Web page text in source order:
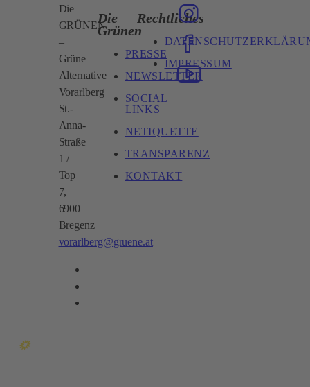
Die
GRÜNEN
–
Grüne
Alternative
Vorarlberg
St.-
Anna-
Straße
1 /
Top
7,
6900
Bregenz
vorarlberg@gruene.at
Die
Grünen
PRESSE
NEWSLETTER
SOCIAL
LINKS
NETIQUETTE
TRANSPARENZ
KONTAKT
Rechtliches
IMPRESSUM